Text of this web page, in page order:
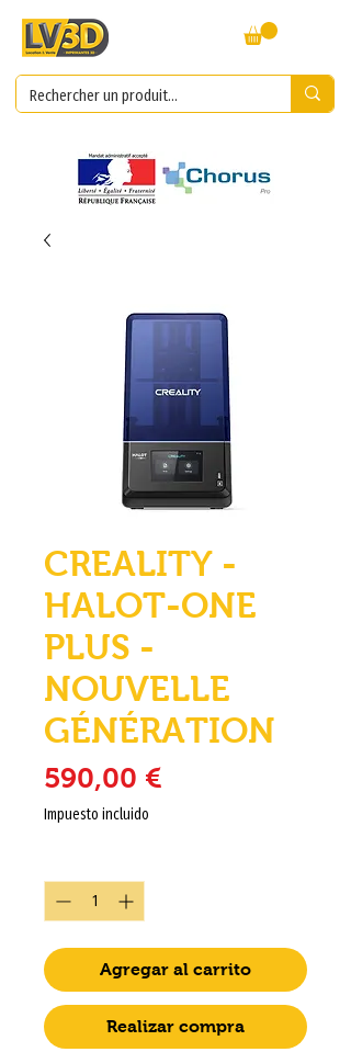
CREALITY -
HALOT-ONE
PLUS -
NOUVELLE
GÉNÉRATION
590,00 €
Impuesto incluido
Agregar al carrito
Realizar compra